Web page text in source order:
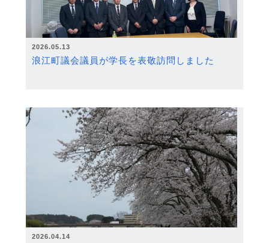
2026.05.13
浪江町議会議員が学長を表敬訪問しました
2026.04.14